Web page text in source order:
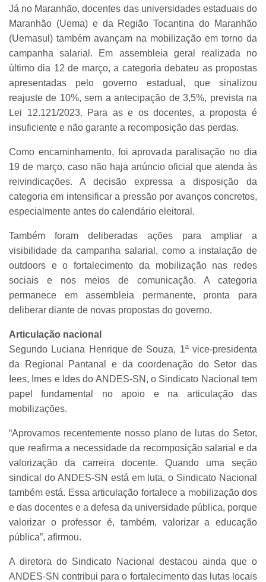
Já no Maranhão, docentes das universidades estaduais do
Maranhão (Uema) e da Região Tocantina do Maranhão
(Uemasul) também avançam na mobilização em torno da
campanha salarial. Em assembleia geral realizada no
último dia 12 de março, a categoria debateu as propostas
apresentadas pelo governo estadual, que sinalizou
reajuste de 10%, sem a antecipação de 3,5%, prevista na
Lei 12.121/2023. Para as e os docentes, a proposta é
insuficiente e não garante a recomposição das perdas.
Como encaminhamento, foi aprovada paralisação no dia
19 de março, caso não haja anúncio oficial que atenda às
reivindicações. A decisão expressa a disposição da
categoria em intensificar a pressão por avanços concretos,
especialmente antes do calendário eleitoral.
Também foram deliberadas ações para ampliar a
visibilidade da campanha salarial, como a instalação de
outdoors e o fortalecimento da mobilização nas redes
sociais e nos meios de comunicação. A categoria
permanece em assembleia permanente, pronta para
deliberar diante de novas propostas do governo.
Articulação nacional
Segundo Luciana Henrique de Souza, 1ª vice-presidenta
da Regional Pantanal e da coordenação do Setor das
Iees, Imes e Ides do ANDES-SN, o Sindicato Nacional tem
papel fundamental no apoio e na articulação das
mobilizações.
“Aprovamos recentemente nosso plano de lutas do Setor,
que reafirma a necessidade da recomposição salarial e da
valorização da carreira docente. Quando uma seção
sindical do ANDES-SN está em luta, o Sindicato Nacional
também está. Essa articulação fortalece a mobilização dos
e das docentes e a defesa da universidade pública, porque
valorizar o professor é, também, valorizar a educação
pública”, afirmou.
A diretora do Sindicato Nacional destacou ainda que o
ANDES-SN contribui para o fortalecimento das lutas locais